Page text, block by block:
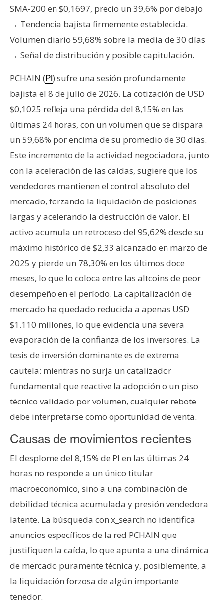
a
s
d
e
r
n
s
a
T
e
m
a
R
c
u
r
s
s
o
n
t
a
t
o
y
P
u
b
i
c
i
d
a
SMA-200 en $0,1697, precio un 39,6% por debajo
→ Tendencia bajista firmemente establecida.
Volumen diario 59,68% sobre la media de 30 días
→ Señal de distribución y posible capitulación.
PCHAIN (PI) sufre una sesión profundamente
bajista el 8 de julio de 2026. La cotización de USD
$0,1025 refleja una pérdida del 8,15% en las
últimas 24 horas, con un volumen que se dispara
un 59,68% por encima de su promedio de 30 días.
Este incremento de la actividad negociadora, junto
con la aceleración de las caídas, sugiere que los
vendedores mantienen el control absoluto del
mercado, forzando la liquidación de posiciones
largas y acelerando la destrucción de valor. El
activo acumula un retroceso del 95,62% desde su
máximo histórico de $2,33 alcanzado en marzo de
2025 y pierde un 78,30% en los últimos doce
meses, lo que lo coloca entre las altcoins de peor
desempeño en el período. La capitalización de
mercado ha quedado reducida a apenas USD
$1.110 millones, lo que evidencia una severa
evaporación de la confianza de los inversores. La
tesis de inversión dominante es de extrema
cautela: mientras no surja un catalizador
fundamental que reactive la adopción o un piso
técnico validado por volumen, cualquier rebote
debe interpretarse como oportunidad de venta.
Causas de movimientos recientes
El desplome del 8,15% de PI en las últimas 24
horas no responde a un único titular
macroeconómico, sino a una combinación de
debilidad técnica acumulada y presión vendedora
latente. La búsqueda con x_search no identifica
anuncios específicos de la red PCHAIN que
justifiquen la caída, lo que apunta a una dinámica
de mercado puramente técnica y, posiblemente, a
la liquidación forzosa de algún importante
tenedor.